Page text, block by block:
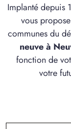
Implanté depuis
vous
communes du
neuve à
fonction de
votre